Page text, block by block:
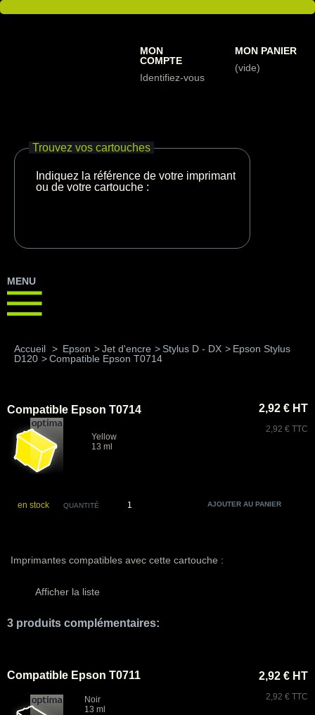
MON
COMPTE
Identifiez-vous
MON PANIER
(vide)
Trouvez vos cartouches
Indiquez la référence de votre imprimante
ou de votre cartouche :
MENU
Accueil > Epson >Jet d'encre > Stylus D - DX > Epson Stylus
D120 >Compatible Epson T0714
Compatible Epson T0714
Yellow
13 ml
2,92 € HT
2,92 € TTC
en stock QUANTITÉ
Imprimantes compatibles avec cette cartouche :
Afficher la liste
3 produits complémentaires:
Compatible Epson T0711
Noir
13 ml
2,92 € HT
2,92 € TTC